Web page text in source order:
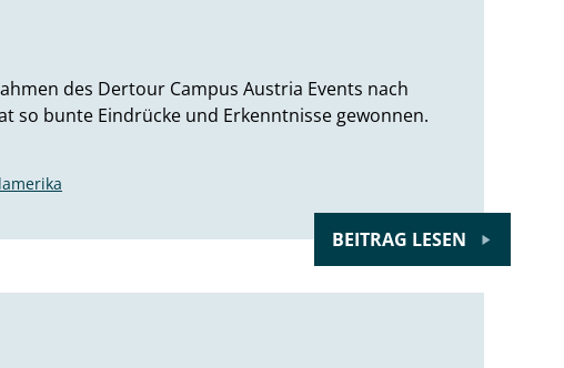
des Dertour Campus Austria Events nach
so bunte Eindrücke und Erkenntnisse gewonnen.
BEITRAG LESEN